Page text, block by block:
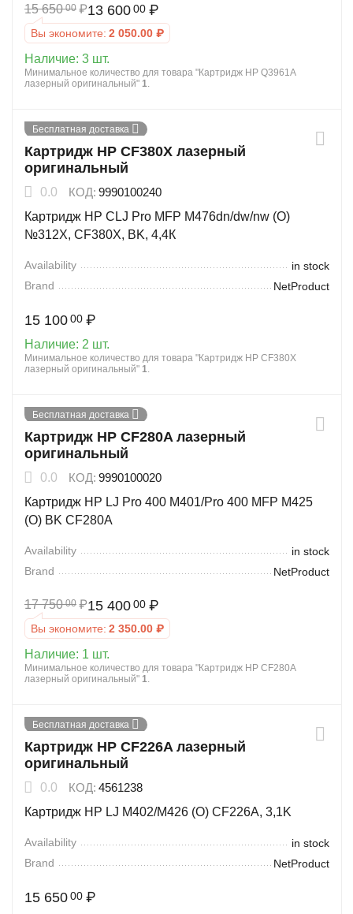
15 650 00 ₽13 600 00 ₽
Вы экономите: 2 050.00 ₽
Наличие: 3 шт.
Минимальное количество для товара "Картридж HP Q3961A
лазерный оригинальный" 1.
Бесплатная доставка
Картридж HP CF380X лазерный
оригинальный
0.0 КОД: 9990100240
Картридж HP CLJ Pro MFP M476dn/dw/nw (O)
№312X, CF380X, BK, 4,4К
Availability
in stock
Brand
NetProduct
15 100 00 ₽
Наличие: 2 шт.
Минимальное количество для товара "Картридж HP CF380X
лазерный оригинальный" 1.
Бесплатная доставка
Картридж HP CF280A лазерный
оригинальный
0.0 КОД: 9990100020
Картридж HP LJ Pro 400 M401/Pro 400 MFP M425
(O) BK CF280A
Availability
in stock
Brand
NetProduct
17 750 00 ₽15 400 00 ₽
Вы экономите: 2 350.00 ₽
Наличие: 1 шт.
Минимальное количество для товара "Картридж HP CF280A
лазерный оригинальный" 1.
Бесплатная доставка
Картридж HP CF226A лазерный
оригинальный
0.0 КОД: 4561238
Картридж HP LJ M402/M426 (O) CF226A, 3,1K
Availability
in stock
Brand
NetProduct
15 650 00 ₽